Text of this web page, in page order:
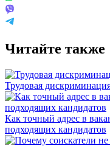
Читайте также
Трудовая
Как точный адрес в
подходящих кандидатов